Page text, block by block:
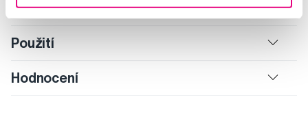
Složení
Použití
Hodnocení